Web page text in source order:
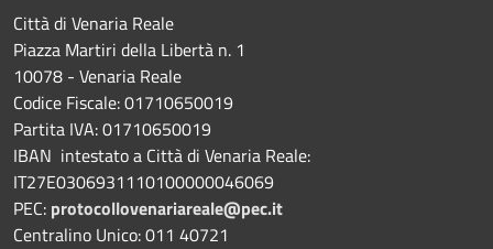
Città di Venaria Reale
Piazza Martiri della Libertà n. 1
10078 - Venaria Reale
Codice Fiscale: 01710650019
Partita IVA: 01710650019
IBAN intestato a Città di Venaria Reale:
IT27E0306931110100000046069
PEC: protocollovenariareale@pec.it
Centralino Unico: 011 40721